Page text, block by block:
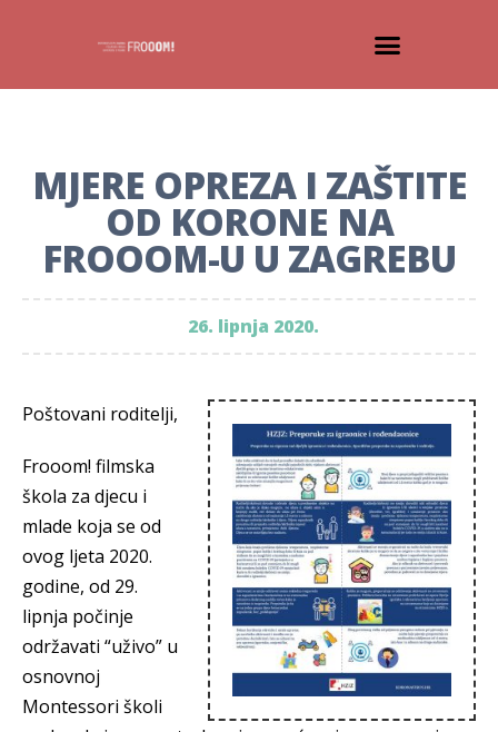
MJERE OPREZA I ZAŠTITE
OD KORONE NA
FROOOM-U U ZAGREBU
26. lipnja 2020.
Poštovani roditelji,
Frooom! filmska
škola za djecu i
mlade koja se od
ovog ljeta 2020.
godine, od 29.
lipnja počinje
održavati “uživo” u
osnovnoj
Montessori školi